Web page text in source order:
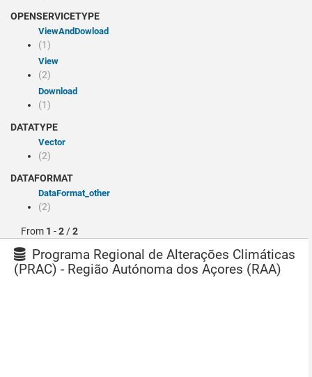
OPENSERVICETYPE
viewAndDowload
(1)
view
(2)
Download
(1)
DATATYPE
Vector
(2)
DATAFORMAT
dataFormat_other
(2)
From 1 -2 /2
Programa Regional de Alterações Climáticas
(PRAC) - Região Autónoma dos Açores (RAA)